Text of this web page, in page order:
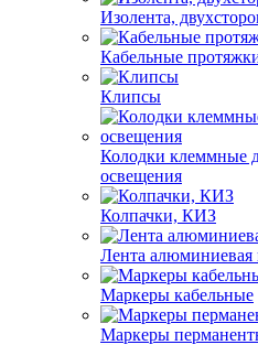
Изолента,
Кабельные
Клипсы
Колодки клеммные
освещения
Колпачки, КИЗ
Лента алюминиевая
Маркеры кабельные
Маркеры